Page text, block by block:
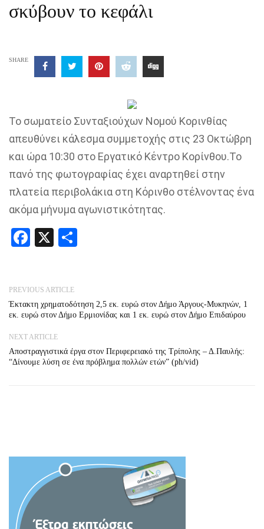
σκύβουν το κεφάλι
SHARE
Το σωματείο Συνταξιούχων Νομού Κορινθίας
απευθύνει κάλεσμα συμμετοχής στις 23 Οκτώβρη
και ώρα 10:30 στο Εργατικό Κέντρο Κορίνθου.Το
πανό της φωτογραφίας έχει αναρτηθεί στην
πλατεία περιβολάκια στη Κόρινθο στέλνοντας ένα
ακόμα μήνυμα αγωνιστικότητας.
Facebook
X
PREVIOUS ARTICLE
Έκτακτη χρηματοδότηση 2,5 εκ. ευρώ στον Δήμο Άργους-Μυκηνών, 1
εκ. ευρώ στον Δήμο Ερμιονίδας και 1 εκ. ευρώ στον Δήμο Επιδαύρου
NEXT ARTICLE
Αποστραγγιστικά έργα στον Περιφερειακό της Τρίπολης – Δ.Παυλής:
“Δίνουμε λύση σε ένα πρόβλημα πολλών ετών” (ph/vid)